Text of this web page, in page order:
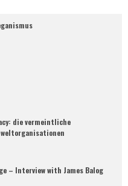
die vermeintliche
– Interview with James Balog